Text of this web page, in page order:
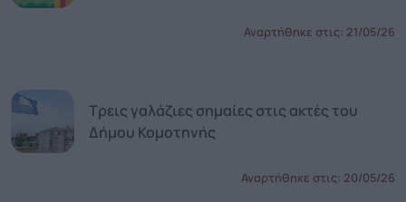
Αναρτήθηκε στις: 21/05/26
Τρεις γαλάζιες σημαίες στις ακτές του
Δήμου Κομοτηνής
Αναρτήθηκε στις: 20/05/26